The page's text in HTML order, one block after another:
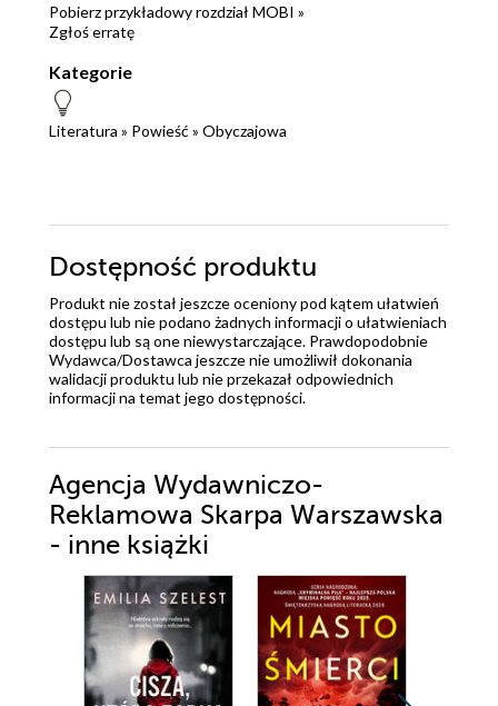
Pobierz przykładowy rozdział MOBI »
Zgłoś erratę
Kategorie
Literatura » Powieść » Obyczajowa
Dostępność produktu
Produkt nie został jeszcze oceniony pod kątem ułatwień
dostępu lub nie podano żadnych informacji o ułatwieniach
dostępu lub są one niewystarczające. Prawdopodobnie
Wydawca/Dostawca jeszcze nie umożliwił dokonania
walidacji produktu lub nie przekazał odpowiednich
informacji na temat jego dostępności.
Agencja Wydawniczo-
Reklamowa Skarpa Warszawska
- inne książki